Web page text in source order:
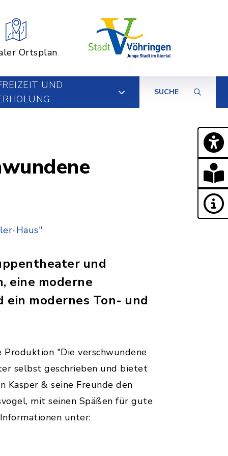
Ortsplan
UND
SUCHE
Haus"
und
eine moderne
modernes Ton- und
"Die verschwundene
selbst geschrieben und bietet
Kasper & seine Freunde den
mit seinen Späßen für gute
unter: